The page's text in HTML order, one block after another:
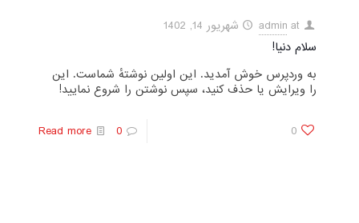
admin at
شهریور 14, 1402
سلام دنیا!
به وردپرس خوش آمدید. این اولین نوشتهٔ شماست. این
را ویرایش یا حذف کنید، سپس نوشتن را شروع نمایید!
0
0
Read more